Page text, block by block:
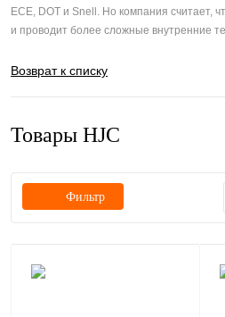
ECE, DOT и Snell. Но компания считает,
и проводит более сложные внутренние
Возврат к списку
Товары HJC
Фильтр